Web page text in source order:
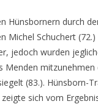
Hünsbornern durch
Michel Schuchert
jedoch wurden
Menden mitzunehmen
(83.). Hünsborn-
sich vom